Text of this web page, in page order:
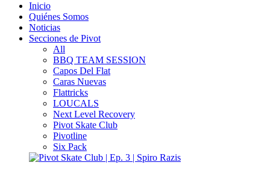
Inicio
Quiénes Somos
Noticias
Secciones de Pivot
All
BBQ TEAM SESSION
Capos Del Flat
Caras Nuevas
Flattricks
LOUCALS
Next Level Recovery
Pivot Skate Club
Pivotline
Six Pack